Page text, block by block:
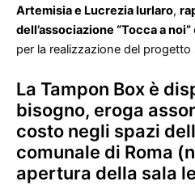
Artemisia e Lucrezia Iurlaro,
dell’associazione “Tocca a noi”
per la realizzazione del progetto
La Tampon Box è
bisogno, eroga
costo negli spazi
comunale di Roma
apertura della sala